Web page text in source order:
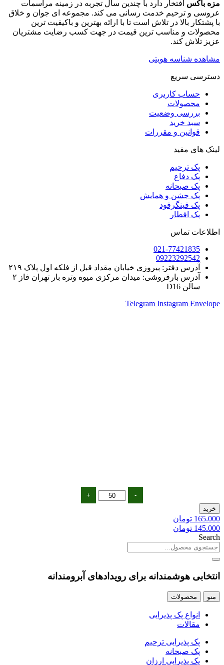
مزه باکس افتخار دارد با چندین سال تجربه در زمینه مراسمات
عروسی و ترحیم خدمت رسانی می کند. مجموعه ای جوان و خلاق
با پشتکار بالا در تلاش است تا با ارائه بهترین و باکیفیت ترین
محصولات و مناسب ترین قیمت در جهت کسب رضایت مشتریان
عزیز تلاش کند.
مشاهده شناسه هویتی
دسترسی سریع
حساب کاربری
محصولات
بررسی وضعیت
سبد خرید
قوانین و مقررات
لینک های مفید
پک ترحیم
پک دفاع
پک صبحانه
پک جشن و همایش
پک فینگرفود
پک افطار
اطلاعات تماس
021-77421835
09223292542
آدرس دفتر: پیروزی خیابان مقداد قبل از فلکه اول پلاک ۲۱۹
آدرس بارفروشی: میدان مرکزی میوه وتره بار تهران فاز ۲
سالن D16
Telegram Instagram Envelope
-
پک
ترحیم
+
خرید
165.000 تومان
145.000 تومان
Search
انتخابی هوشمندانه برای رویدادهای آبرومندانه
منو محصولات
انواع پک پذیرایی
مقالات
پک پذیرایی ترحیم
پک صبحانه
پک پذیرایی ارزان